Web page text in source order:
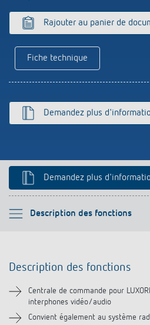
de Theben
Régulation de la
Application de Theben
Rajouter au panier de
Fiche technique
Demandez plus
Demandez plus
Description des fonctions
Veuillez sélectionner
Informations techniques
Téléchargements
Description des fonctions
Centrale de commande pour
interphones vidéo/audio
Convient également au système